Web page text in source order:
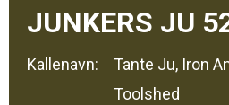
JUNKERS JU
Kallenavn:
Tante Ju, Iron
Toolshed